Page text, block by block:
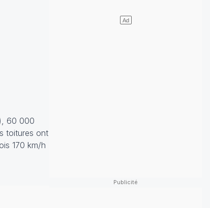
60 000
toitures ont
170 km/h